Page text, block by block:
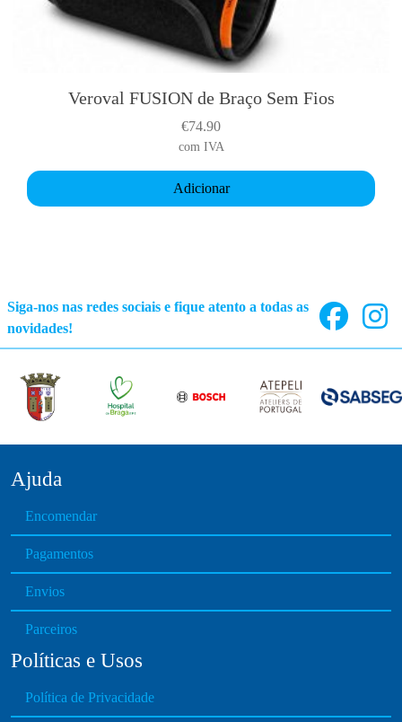
Veroval FUSION de Braço Sem Fios
€74.90
com IVA
Adicionar
Siga-nos nas redes sociais e fique atento a todas as
novidades!
Ajuda
Encomendar
Pagamentos
Envios
Parceiros
Políticas e Usos
Política de Privacidade